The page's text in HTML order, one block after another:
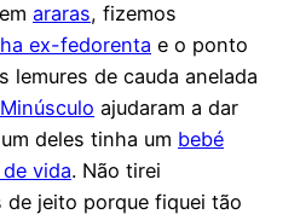
araras, fizemos
ex-fedorenta e o ponto
de cauda anelada
Minúsculo ajudaram a dar
deles tinha um bebé
vida. Não tirei
jeito porque fiquei tão